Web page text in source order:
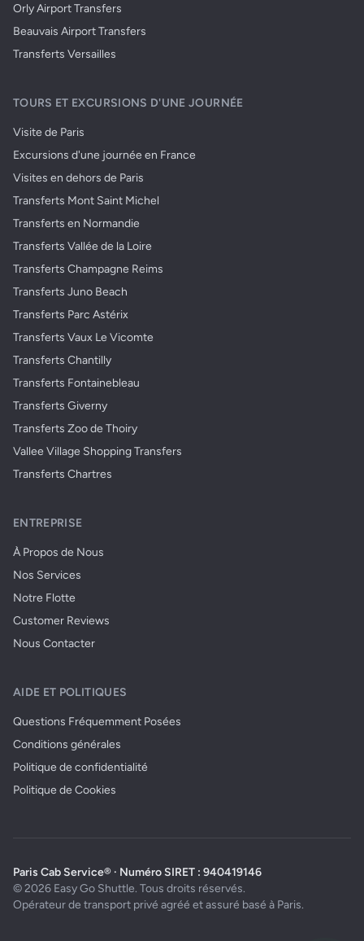
Orly Airport Transfers
Beauvais Airport Transfers
Transferts Versailles
TOURS ET EXCURSIONS D'UNE JOURNÉE
Visite de Paris
Excursions d'une journée en France
Visites en dehors de Paris
Transferts Mont Saint Michel
Transferts en Normandie
Transferts Vallée de la Loire
Transferts Champagne Reims
Transferts Juno Beach
Transferts Parc Astérix
Transferts Vaux Le Vicomte
Transferts Chantilly
Transferts Fontainebleau
Transferts Giverny
Transferts Zoo de Thoiry
Vallee Village Shopping Transfers
Transferts Chartres
ENTREPRISE
À Propos de Nous
Nos Services
Notre Flotte
Customer Reviews
Nous Contacter
AIDE ET POLITIQUES
Questions Fréquemment Posées
Conditions générales
Politique de confidentialité
Politique de Cookies
Paris Cab Service® · Numéro SIRET : 940419146
© 2026 Easy Go Shuttle. Tous droits réservés.
Opérateur de transport privé agréé et assuré basé à Paris.